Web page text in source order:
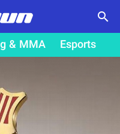
search
& MMA Esports